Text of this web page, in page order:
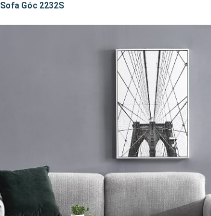
Sofa Góc 2232S